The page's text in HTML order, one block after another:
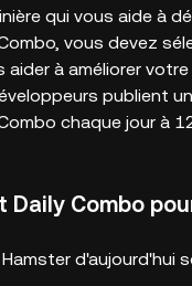
qui vous aide à
vous devez
aider à améliorer
publient
chaque jour à
Combo
d'aujourd'hui